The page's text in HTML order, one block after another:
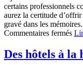
certains professionnels
aurez la certitude
gravé dans les
Commentaires ferméssur
Des hôtels à la